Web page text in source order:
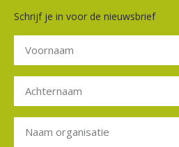
Schrijf je in voor de nieuwsbrief